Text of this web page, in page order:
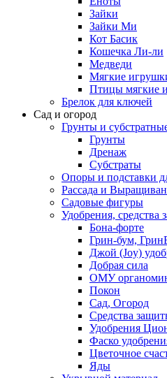
Зайки
Зайки Ми
Кот Басик
Кошечка Ли-ли
Медведи
Мягкие
Птицы мягкие
Брелок для ключей
Сад и огород
Грунты и
Грунты
Дренаж
Субстраты
Опоры и подставки
Рассада и
Садовые фигуры
Удобрения, средства
Бона-форте
Грин-бум,
Джой (Joy)
Добрая сила
ОМУ
Покон
Сад, Огород
Средства
Удобрения
Фаско
Цветочное
Яды